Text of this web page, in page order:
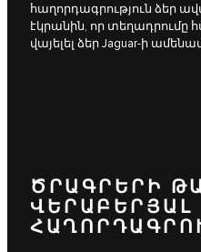
հաղորդագրություն ձեր
էկրանին, որ տեղադրումը
վայելել ձեր Jaguar-ի
ԾՐԱԳՐԵՐԻ
ՎԵՐԱԲԵՐՅԱԼ